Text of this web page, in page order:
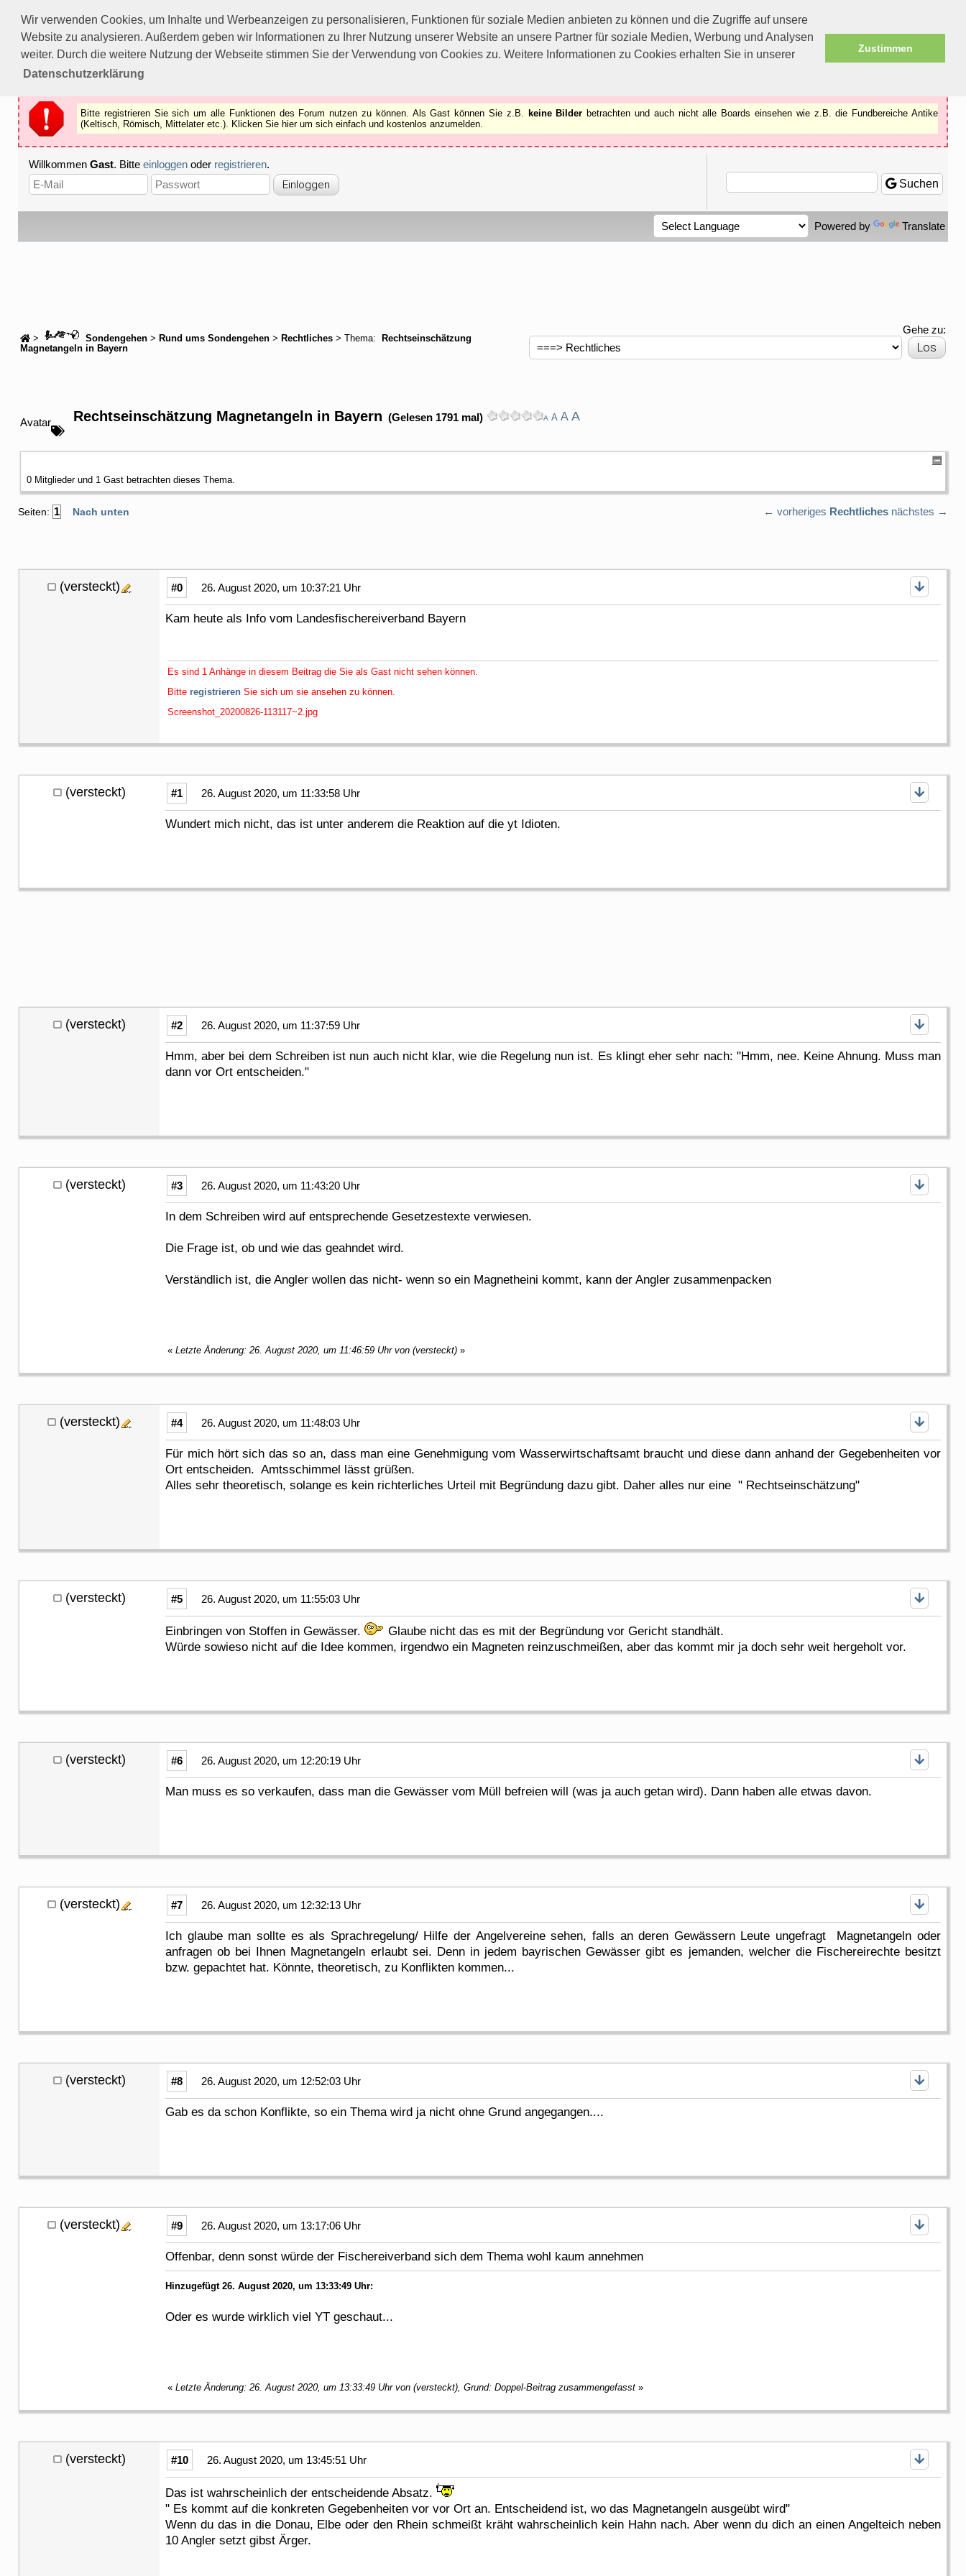
Wir verwenden Cookies, um Inhalte und Werbeanzeigen zu personalisieren, Funktionen für soziale Medien anbieten zu können und die Zugriffe auf unsere
Website zu analysieren. Außerdem geben wir Informationen zu Ihrer Nutzung unserer Website an unsere Partner für soziale Medien, Werbung und Analysen
weiter. Durch die weitere Nutzung der Webseite stimmen Sie der Verwendung von Cookies zu. Weitere Informationen zu Cookies erhalten Sie in unserer
Datenschutzerklärung
Zustimmen
Bitte registrieren Sie sich um alle Funktionen des Forums nutzen zu können.
Als Gast können Sie z.B.keine Bilderbetrachten.
Registrieren
Schliessen
Bitte registrieren Sie sich um alle Funktionen des Forum nutzen zu können. Als Gast können Sie z.B. keine Bilder betrachten und auch nicht alle Boards einsehen wie z.B. die Fundbereiche Antike
(Keltisch, Römisch, Mittelater etc.). Klicken Sie hier um sich einfach und kostenlos anzumelden.
Willkommen Gast. Bitte einloggen oder registrieren.
Suchen
Powered by Translate
> Sondengehen > Rund ums Sondengehen > Rechtliches > Thema:
Rechtseinschätzung
Magnetangeln in Bayern
Gehe zu:
Avatar Rechtseinschätzung Magnetangeln in Bayern (Gelesen 1791 mal) A A A A
0 Mitglieder und 1 Gast betrachten dieses Thema.
Seiten: 1 Nach unten ← vorheriges Rechtliches nächstes →
(versteckt) #0 26. August 2020, um 10:37:21 Uhr
Kam heute als Info vom Landesfischereiverband Bayern
Es sind 1 Anhänge in diesem Beitrag die Sie als Gast nicht sehen können.
Bitte registrieren Sie sich um sie ansehen zu können.
Screenshot_20200826-113117~2.jpg
(versteckt) #1 26. August 2020, um 11:33:58 Uhr
Wundert mich nicht, das ist unter anderem die Reaktion auf die yt Idioten.
(versteckt) #2 26. August 2020, um 11:37:59 Uhr
Hmm, aber bei dem Schreiben ist nun auch nicht klar, wie die Regelung nun ist. Es klingt eher sehr nach: "Hmm, nee. Keine Ahnung. Muss man
dann vor Ort entscheiden."
(versteckt) #3 26. August 2020, um 11:43:20 Uhr
In dem Schreiben wird auf entsprechende Gesetzestexte verwiesen.
Die Frage ist, ob und wie das geahndet wird.
Verständlich ist, die Angler wollen das nicht- wenn so ein Magnetheini kommt, kann der Angler zusammenpacken
« Letzte Änderung: 26. August 2020, um 11:46:59 Uhr von (versteckt) »
(versteckt) #4 26. August 2020, um 11:48:03 Uhr
Für mich hört sich das so an, dass man eine Genehmigung vom Wasserwirtschaftsamt braucht und diese dann anhand der Gegebenheiten vor
Ort entscheiden. Amtsschimmel lässt grüßen.
Alles sehr theoretisch, solange es kein richterliches Urteil mit Begründung dazu gibt. Daher alles nur eine " Rechtseinschätzung"
(versteckt) #5 26. August 2020, um 11:55:03 Uhr
Einbringen von Stoffen in Gewässer.
Glaube nicht das es mit der Begründung vor Gericht standhält.
Würde sowieso nicht auf die Idee kommen, irgendwo ein Magneten reinzuschmeißen, aber das kommt mir ja doch sehr weit hergeholt vor.
(versteckt) #6 26. August 2020, um 12:20:19 Uhr
Man muss es so verkaufen, dass man die Gewässer vom Müll befreien will (was ja auch getan wird). Dann haben alle etwas davon.
(versteckt) #7 26. August 2020, um 12:32:13 Uhr
Ich glaube man sollte es als Sprachregelung/ Hilfe der Angelvereine sehen, falls an deren Gewässern Leute ungefragt Magnetangeln oder
anfragen ob bei Ihnen Magnetangeln erlaubt sei. Denn in jedem bayrischen Gewässer gibt es jemanden, welcher die Fischereirechte besitzt
bzw. gepachtet hat. Könnte, theoretisch, zu Konflikten kommen...
(versteckt) #8 26. August 2020, um 12:52:03 Uhr
Gab es da schon Konflikte, so ein Thema wird ja nicht ohne Grund angegangen....
(versteckt) #9 26. August 2020, um 13:17:06 Uhr
Offenbar, denn sonst würde der Fischereiverband sich dem Thema wohl kaum annehmen
Hinzugefügt 26. August 2020, um 13:33:49 Uhr:
Oder es wurde wirklich viel YT geschaut...
« Letzte Änderung: 26. August 2020, um 13:33:49 Uhr von (versteckt), Grund: Doppel-Beitrag zusammengefasst »
(versteckt) #10 26. August 2020, um 13:45:51 Uhr
Das ist wahrscheinlich der entscheidende Absatz.
" Es kommt auf die konkreten Gegebenheiten vor vor Ort an. Entscheidend ist, wo das Magnetangeln ausgeübt wird"
Wenn du das in die Donau, Elbe oder den Rhein schmeißt kräht wahrscheinlich kein Hahn nach. Aber wenn du dich an einen Angelteich neben
10 Angler setzt gibst Ärger.